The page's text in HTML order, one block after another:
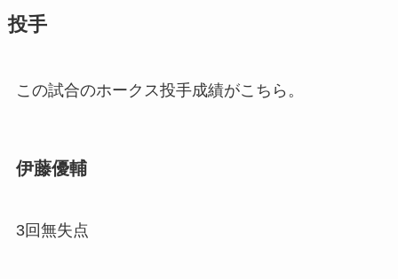
投手
この試合のホークス投手成績がこちら。
伊藤優輔
3回無失点